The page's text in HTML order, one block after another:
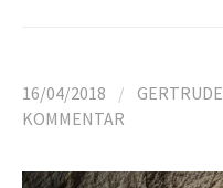
16/04/2018 /
KOMMENTAR